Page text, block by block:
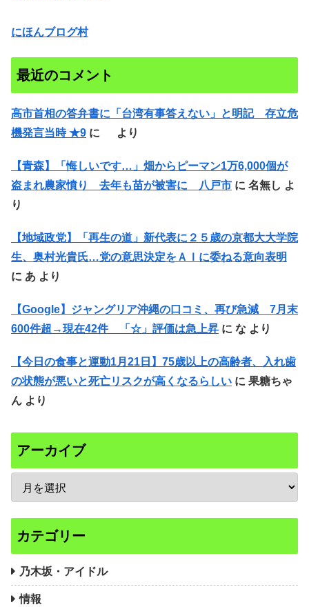
にほんブログ村
最近のコメント
高市首相の答弁書に「台湾有事答えない」と明記 存立危
機発言当時 ★9 に より
【青森】「悔しいです…」畑からピーマン1万6,000個が
盗まれ農家憤り 去年も苗が被害に 八戸市 に 名無し よ
り
【地域政党】「再生の道」新代表に２５歳の京都大大学院
生、奥村光貴氏…党の意思決定をＡＩに委ねる意向表明
に あ より
【Google】ジャングリア沖縄の口コミ、再び急減 7月末
600件超→現在42件 「☆」評価は急上昇 に な より
【今日の食事と運動1月21日】75歳以上の高齢者、入れ歯
の状態が悪いと死亡リスクが高くなるらしい に 果糖ちゃ
ん より
アーカイブ
カテゴリー
乃木坂・アイドル
情報